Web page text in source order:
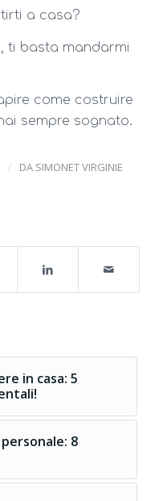
a casa?
ti basta mandarmi
come costruire
sempre sognato.
/ DA SIMONET VIRGINIE
in casa: 5
8